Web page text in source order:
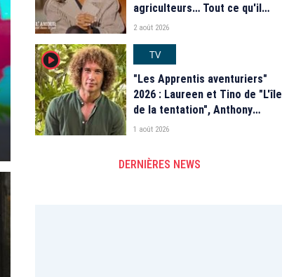
agriculteurs… Tout ce qu'il
faut savoir sur la saison 21 du
2 août 2026
player2
TV
"Les Apprentis aventuriers"
2026 : Laureen et Tino de "L'île
de la tentation", Anthony
Matéo, Jade Leboeuf... Le
de la télé-réalité de W9
1 août 2026
DERNIÈRES NEWS